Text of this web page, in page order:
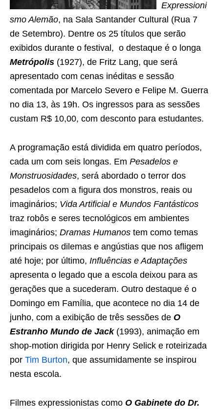
Expressioni
smo Alemão, na Sala Santander Cultural (Rua 7
de Setembro). Dentre os 25 títulos que serão
exibidos durante o festival, o destaque é o longa
Metrópolis (1927), de Fritz Lang, que será
apresentado com cenas inéditas e sessão
comentada por Marcelo Severo e Felipe M. Guerra
no dia 13, às 19h. Os ingressos para as sessões
custam R$ 10,00, com desconto para estudantes.
A programação está dividida em quatro períodos,
cada um com seis longas. Em Pesadelos e
Monstruosidades, será abordado o terror dos
pesadelos com a figura dos monstros, reais ou
imaginários; Vida Artificial e Mundos Fantásticos
traz robôs e seres tecnológicos em ambientes
imaginários; Dramas Humanos tem como temas
principais os dilemas e angústias que nos afligem
até hoje; por último, Influências e Adaptações
apresenta o legado que a escola deixou para as
gerações que a sucederam. Outro destaque é o
Domingo em Família, que acontece no dia 14 de
junho, com a exibição de três sessões de O
Estranho Mundo de Jack (1993), animação em
shop-motion dirigida por Henry Selick e roteirizada
por Tim Burton, que assumidamente se inspirou
nesta escola.
Filmes expressionistas como O Gabinete do Dr.